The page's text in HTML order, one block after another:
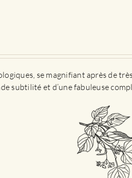
se magnifiant après de
subtilité et d’une fabuleuse